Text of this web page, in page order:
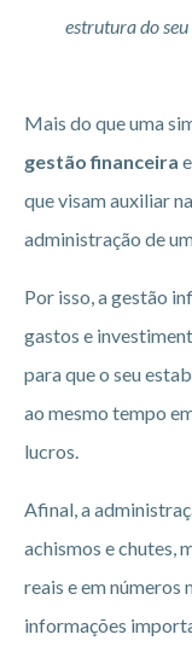
estrutura do
Mais do que uma
gestão financeira
que visam auxiliar
administração de
Por isso, a gestão
gastos e
para que o seu
ao mesmo tempo
lucros.
Afinal, a
achismos e chutes,
reais e em números
informações